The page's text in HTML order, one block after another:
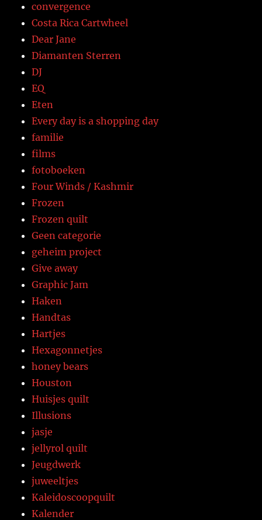
convergence
Costa Rica Cartwheel
Dear Jane
Diamanten Sterren
DJ
EQ
Eten
Every day is a shopping day
familie
films
fotoboeken
Four Winds / Kashmir
Frozen
Frozen quilt
Geen categorie
geheim project
Give away
Graphic Jam
Haken
Handtas
Hartjes
Hexagonnetjes
honey bears
Houston
Huisjes quilt
Illusions
jasje
jellyrol quilt
Jeugdwerk
juweeltjes
Kaleidoscoopquilt
Kalender